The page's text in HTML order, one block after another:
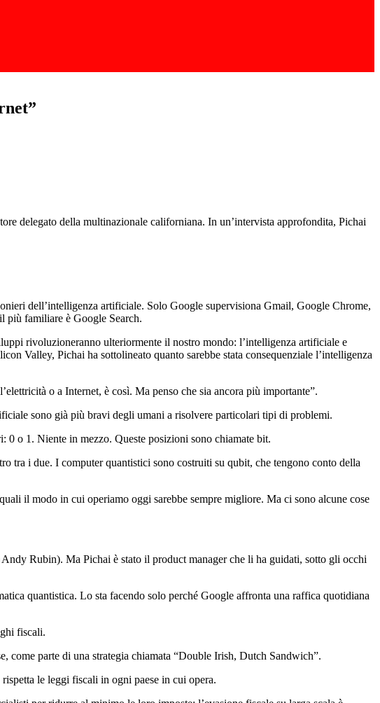
delegato della multinazionale californiana. In un’intervista approfondita, Pichai
dell’intelligenza artificiale. Solo Google supervisiona Gmail, Google Chrome,
più familiare è Google Search.
rivoluzioneranno ulteriormente il nostro mondo: l’intelligenza artificiale e
Valley, Pichai ha sottolineato quanto sarebbe stata consequenziale l’intelligenza
o a Internet, è così. Ma penso che sia ancora più importante”.
sono già più bravi degli umani a risolvere particolari tipi di problemi.
0 o 1. Niente in mezzo. Queste posizioni sono chiamate bit.
tra i due. I computer quantistici sono costruiti su qubit, che tengono conto della
il modo in cui operiamo oggi sarebbe sempre migliore. Ma ci sono alcune cose
Rubin). Ma Pichai è stato il product manager che li ha guidati, sotto gli occhi
quantistica. Lo sta facendo solo perché Google affronta una raffica quotidiana
fiscali.
parte di una strategia chiamata “Double Irish, Dutch Sandwich”.
le leggi fiscali in ogni paese in cui opera.